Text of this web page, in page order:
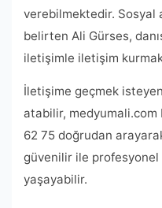
verebilmektedir. Sosyal
belirten Ali Gürses,
iletişimle iletişim
İletişime geçmek
atabilir,
62 75 doğrudan
güvenilir ile profesyonel
yaşayabilir.